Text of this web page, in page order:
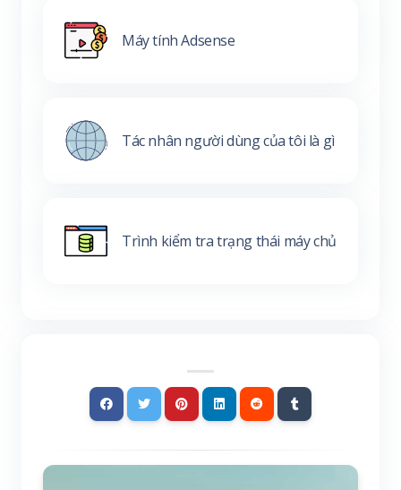
Máy tính Adsense
Tác nhân người dùng của tôi là gì
Trình kiểm tra trạng thái máy chủ